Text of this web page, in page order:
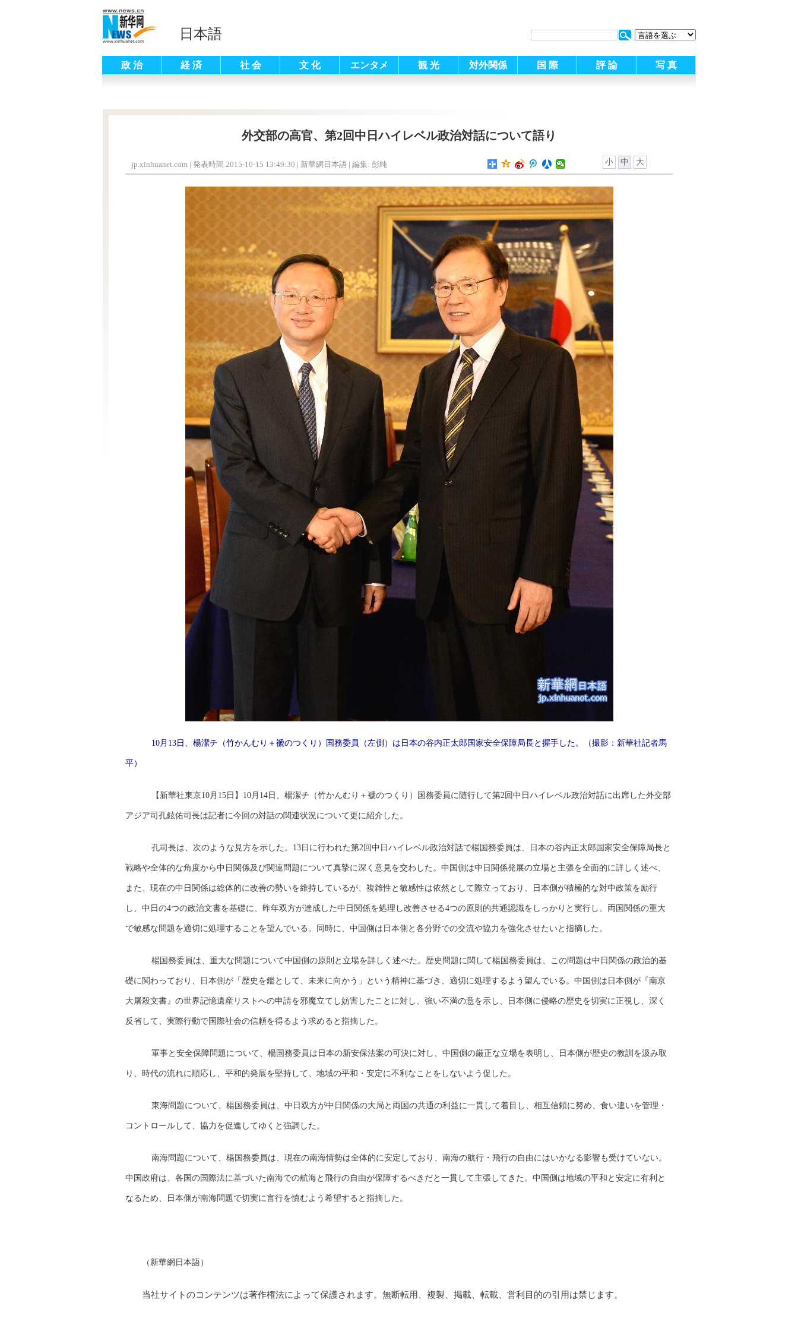
日本語
政 治 経 済 社 会 文 化 エンタメ 観 光 対外関係 国 際 評 論 写 真
外交部の高官、第2回中日ハイレベル政治対話について語り
jp.xinhuanet.com | 発表時間 2015-10-15 13:49:30 | 新華網日本語 | 編集: 彭纯 小 中 大
10月13日、楊潔チ（竹かんむり＋褫のつくり）国務委員（左側）は日本の谷内正太郎国家安全保障局長と握手した。（撮影：新華社記者馬
平）
【新華社東京10月15日】10月14日、楊潔チ（竹かんむり＋褫のつくり）国務委員に随行して第2回中日ハイレベル政治対話に出席した外交部
アジア司孔鉉佑司長は記者に今回の対話の関連状況について更に紹介した。
孔司長は、次のような見方を示した。13日に行われた第2回中日ハイレベル政治対話で楊国務委員は、日本の谷内正太郎国家安全保障局長と
戦略や全体的な角度から中日関係及び関連問題について真摯に深く意見を交わした。中国側は中日関係発展の立場と主張を全面的に詳しく述べ、
また、現在の中日関係は総体的に改善の勢いを維持しているが、複雑性と敏感性は依然として際立っており、日本側が積極的な対中政策を励行
し、中日の4つの政治文書を基礎に、昨年双方が達成した中日関係を処理し改善させる4つの原則的共通認識をしっかりと実行し、両国関係の重大
で敏感な問題を適切に処理することを望んでいる。同時に、中国側は日本側と各分野での交流や協力を強化させたいと指摘した。
楊国務委員は、重大な問題について中国側の原則と立場を詳しく述べた。歴史問題に関して楊国務委員は、この問題は中日関係の政治的基
礎に関わっており、日本側が「歴史を鑑として、未来に向かう」という精神に基づき、適切に処理するよう望んでいる。中国側は日本側が『南京
大屠殺文書』の世界記憶遺産リストへの申請を邪魔立てし妨害したことに対し、強い不満の意を示し、日本側に侵略の歴史を切実に正視し、深く
反省して、実際行動で国際社会の信頼を得るよう求めると指摘した。
軍事と安全保障問題について、楊国務委員は日本の新安保法案の可決に対し、中国側の厳正な立場を表明し、日本側が歴史の教訓を汲み取
り、時代の流れに順応し、平和的発展を堅持して、地域の平和・安定に不利なことをしないよう促した。
東海問題について、楊国務委員は、中日双方が中日関係の大局と両国の共通の利益に一貫して着目し、相互信頼に努め、食い違いを管理・
コントロールして、協力を促進してゆくと強調した。
南海問題について、楊国務委員は、現在の南海情勢は全体的に安定しており、南海の航行・飛行の自由にはいかなる影響も受けていない。
中国政府は、各国の国際法に基づいた南海での航海と飛行の自由が保障するべきだと一貫して主張してきた。中国側は地域の平和と安定に有利と
なるため、日本側が南海問題で切実に言行を慎むよう希望すると指摘した。
（新華網日本語）
当社サイトのコンテンツは著作権法によって保護されます。無断転用、複製、掲載、転載、営利目的の引用は禁じます。